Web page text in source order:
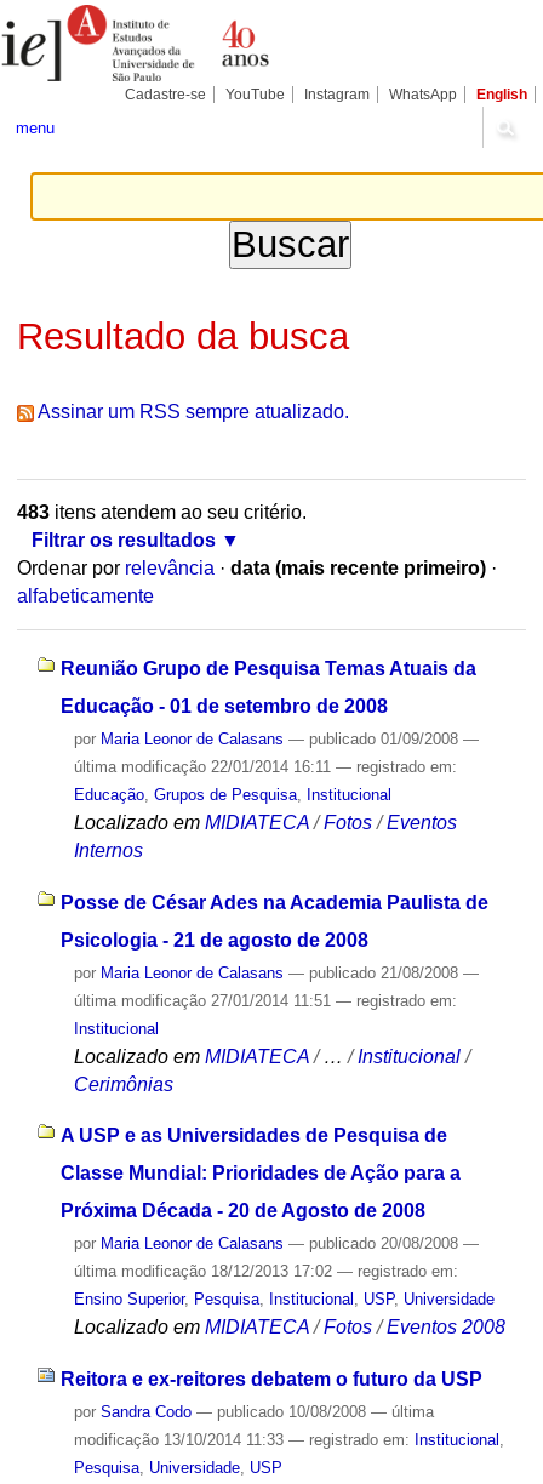
para
conteúdo.
Pessoais
Cadastre-se YouTube Instagram WhatsApp English
menu
Resultado da busca
Assinar um RSS sempre atualizado.
483itens atendem ao seu critério.
Filtrar os resultados
Ordenar por relevância · data (mais recente primeiro) ·
alfabeticamente
Reunião Grupo de Pesquisa Temas Atuais da
Educação - 01 de setembro de 2008
por Maria Leonor de Calasans — publicado01/09/2008 —
última modificação22/01/2014 16:11 — registrado em:
Educação, Grupos de Pesquisa, Institucional
Localizado em MIDIATECA /Fotos /Eventos
Internos
Posse de César Ades na Academia Paulista de
Psicologia - 21 de agosto de 2008
por Maria Leonor de Calasans — publicado21/08/2008 —
última modificação27/01/2014 11:51 — registrado em:
Institucional
Localizado em MIDIATECA /…/Institucional /
Cerimônias
A USP e as Universidades de Pesquisa de
Classe Mundial: Prioridades de Ação para a
Próxima Década - 20 de Agosto de 2008
por Maria Leonor de Calasans — publicado20/08/2008 —
última modificação18/12/2013 17:02 — registrado em:
Ensino Superior, Pesquisa, Institucional , USP, Universidade
Localizado em MIDIATECA /Fotos /Eventos 2008
Reitora e ex-reitores debatem o futuro da USP
por Sandra Codo — publicado10/08/2008 — última
modificação13/10/2014 11:33 — registrado em: Institucional ,
Pesquisa, Universidade, USP